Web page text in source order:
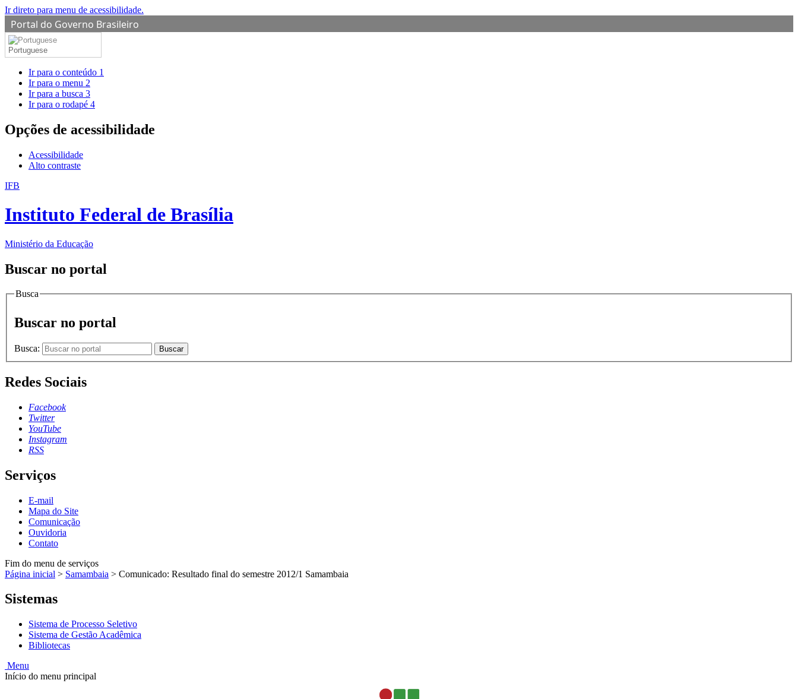
Ir direto para menu de acessibilidade.
Portal do Governo Brasileiro
Portuguese
Ir para o conteúdo 1
Ir para o menu 2
Ir para a busca 3
Ir para o rodapé 4
Opções de acessibilidade
Acessibilidade
Alto contraste
IFB
Instituto Federal de Brasília
Ministério da Educação
Buscar no portal
Busca
Buscar no portal
Busca: Buscar
Redes Sociais
Facebook
Twitter
YouTube
Instagram
RSS
Serviços
E-mail
Mapa do Site
Comunicação
Ouvidoria
Contato
Fim do menu de serviços
Página inicial > Samambaia > Comunicado: Resultado final do semestre 2012/1 Samambaia
Sistemas
Sistema de Processo Seletivo
Sistema de Gestão Acadêmica
Bibliotecas
Menu
Início do menu principal